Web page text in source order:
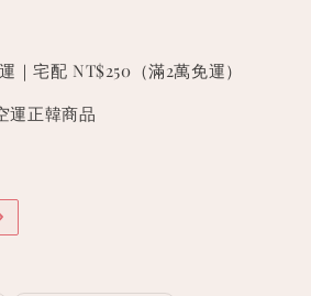
｜宅配 NT$250（滿2萬免運）
正韓商品